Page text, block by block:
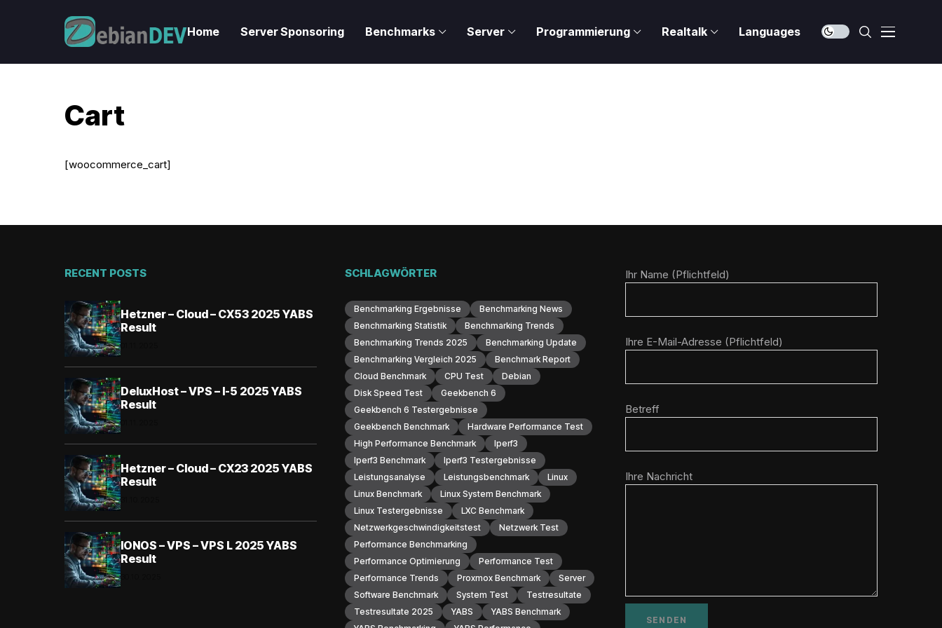
Home Server Sponsoring Benchmarks Server Programmierung Realtalk Languages
Cart
[woocommerce_cart]
RECENT POSTS
Hetzner – Cloud – CX53 2025 YABS
Result
DeluxHost – VPS – I-5 2025 YABS
Result
Hetzner – Cloud – CX23 2025 YABS
Result
IONOS – VPS – VPS L 2025 YABS
Result
SCHLAGWÖRTER
Benchmarking Ergebnisse
Benchmarking News
Benchmarking Statistik
Benchmarking Trends
Benchmarking Trends 2025
Benchmarking Update
Benchmarking Vergleich 2025
Benchmark Report
Cloud Benchmark
CPU Test
Debian
Disk Speed Test
Geekbench 6
Geekbench 6 Testergebnisse
Geekbench Benchmark
Hardware Performance Test
High Performance Benchmark
Iperf3
Iperf3 Benchmark
Iperf3 Testergebnisse
Leistungsanalyse
Leistungsbenchmark
Linux
Linux Benchmark
Linux System Benchmark
Linux Testergebnisse
LXC Benchmark
Netzwerkgeschwindigkeitstest
Netzwerk Test
Performance Benchmarking
Performance Optimierung
Performance Test
Performance Trends
Proxmox Benchmark
Server
Software Benchmark
System Test
Testresultate
Testresultate 2025
YABS
YABS Benchmark
Ihr Name (Pflichtfeld)
Ihre E-Mail-Adresse (Pflichtfeld)
Betreff
Ihre Nachricht